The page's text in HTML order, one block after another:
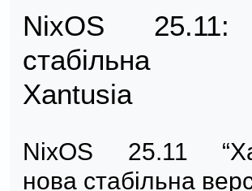
NixOS
стабільна
Xantusia
NixOS 25.11
нова стабільна